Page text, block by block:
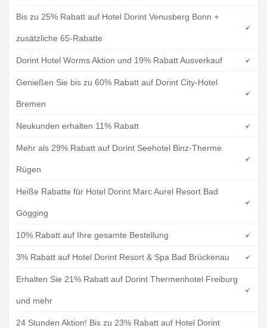
Bis zu 25% Rabatt auf Hotel Dorint Venusberg Bonn +
zusätzliche 65-Rabatte
Dorint Hotel Worms Aktion und 19% Rabatt Ausverkauf
Genießen Sie bis zu 60% Rabatt auf Dorint City-Hotel
Bremen
Neukunden erhalten 11% Rabatt
Mehr als 29% Rabatt auf Dorint Seehotel Binz-Therme
Rügen
Heiße Rabatte für Hotel Dorint Marc Aurel Resort Bad
Gögging
10% Rabatt auf Ihre gesamte Bestellung
3% Rabatt auf Hotel Dorint Resort & Spa Bad Brückenau
Erhalten Sie 21% Rabatt auf Dorint Thermenhotel Freiburg
und mehr
24 Stunden Aktion! Bis zu 23% Rabatt auf Hotel Dorint